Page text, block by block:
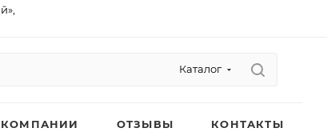
Каталог
ОТЗЫВЫ КОНТАКТЫ